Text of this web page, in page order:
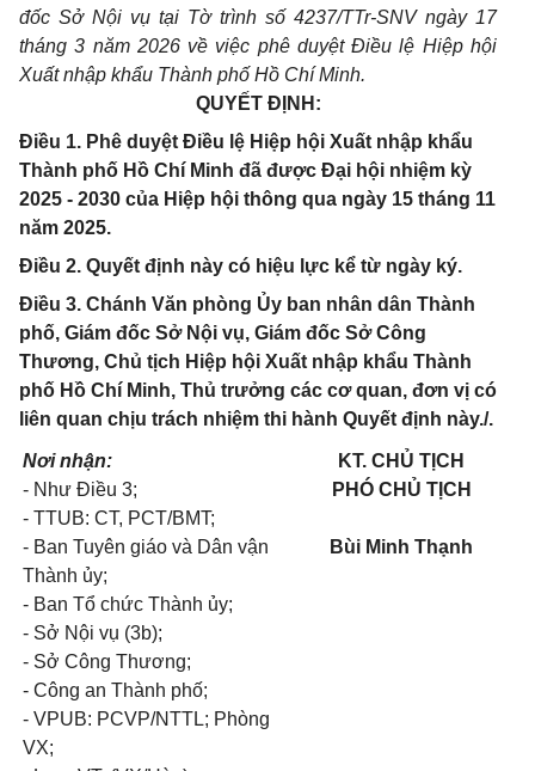
đốc Sở Nội vụ tại Tờ trình số 4237/TTr-SNV ngày 17
tháng 3 năm 2026 về việc phê duyệt Điều lệ Hiệp hội
Xuất nhập khẩu Thành phố Hồ Chí Minh.
QUYẾT ĐỊNH:
Điều 1. Phê duyệt Điều lệ Hiệp hội Xuất nhập khẩu
Thành phố Hồ Chí Minh đã được Đại hội nhiệm kỳ
2025 - 2030 của Hiệp hội thông qua ngày 15 tháng 11
năm 2025.
Điều 2. Quyết định này có hiệu lực kể từ ngày ký.
Điều 3. Chánh Văn phòng Ủy ban nhân dân Thành
phố, Giám đốc Sở Nội vụ, Giám đốc Sở Công
Thương, Chủ tịch Hiệp hội Xuất nhập khẩu Thành
phố Hồ Chí Minh, Thủ trưởng các cơ quan, đơn vị có
liên quan chịu trách nhiệm thi hành Quyết định này./.
Nơi nhận:
- Như Điều 3;
- TTUB: CT, PCT/BMT;
- Ban Tuyên giáo và Dân vận
Thành ủy;
- Ban Tổ chức Thành ủy;
- Sở Nội vụ (3b);
- Sở Công Thương;
- Công an Thành phố;
- VPUB: PCVP/NTTL; Phòng
VX;
KT. CHỦ TỊCH
PHÓ CHỦ TỊCH
Bùi Minh Thạnh